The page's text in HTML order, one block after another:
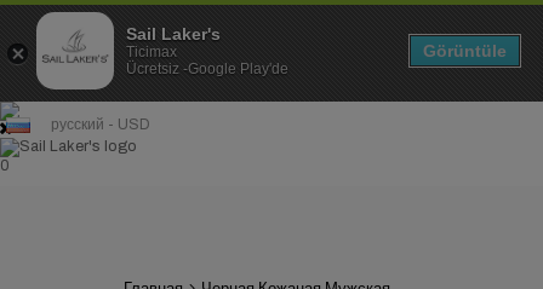
русский - USD
0
Sail Laker's
Ticimax
Ücretsiz -Google Play'de
Görüntüle